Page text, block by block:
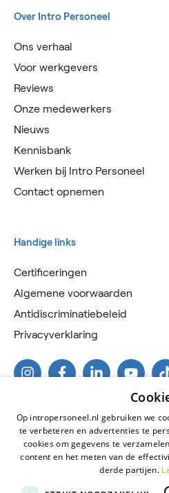
Over Intro Personeel
Ons verhaal
Voor werkgevers
Reviews
Onze medewerkers
Nieuws
Kennisbank
Werken bij Intro Personeel
Contact opnemen
Handige links
Certificeringen
Algemene voorwaarden
Antidiscriminatiebeleid
Privacyverklaring
2026 © Intro Personeel
Op intropersoneel.nl gebruiken we
te verbeteren en advertenties te
cookies om gegevens te
content en het meten van de
derde partijen.